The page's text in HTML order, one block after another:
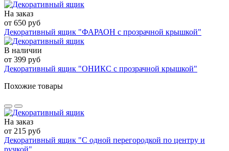
На заказ
от 650 руб
Декоративный ящик "ФАРАОН с прозрачной крышкой"
В наличии
от 399 руб
Декоративный ящик "ОНИКС с прозрачной крышкой"
Похожие товары
На заказ
от 215 руб
Декоративный ящик "С одной перегородкой по центру и
ручкой"